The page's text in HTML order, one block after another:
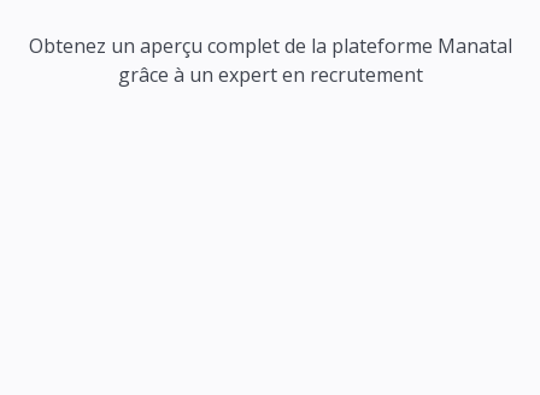
Obtenez un aperçu complet de la plateforme Manatal
grâce à un expert en recrutement